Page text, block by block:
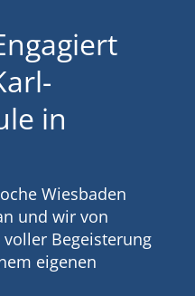
in
Wiesbaden
und wir von
Begeisterung
eigenen